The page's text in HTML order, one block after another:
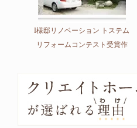
I様邸リノベーション トステム
リフォームコンテスト受賞作